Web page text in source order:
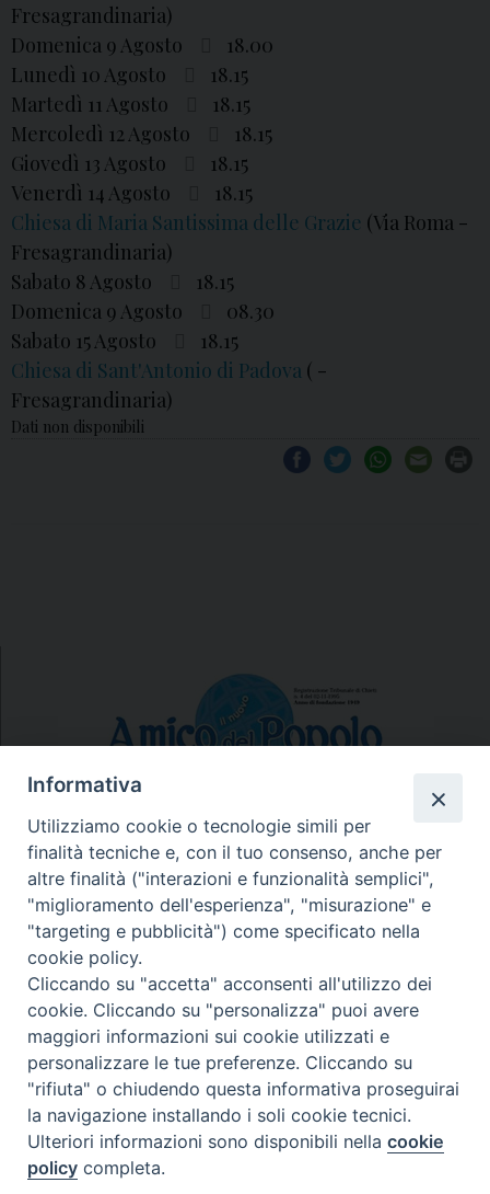
Fresagrandinaria)
Domenica 9 Agosto
18.00
Lunedì 10 Agosto
18.15
Martedì 11 Agosto
18.15
Mercoledì 12 Agosto
18.15
Giovedì 13 Agosto
18.15
Venerdì 14 Agosto
18.15
Chiesa di Maria Santissima delle Grazie (Via Roma -
Fresagrandinaria)
Sabato 8 Agosto
18.15
Domenica 9 Agosto
08.30
Sabato 15 Agosto
18.15
Chiesa di Sant'Antonio di Padova ( -
Fresagrandinaria)
Dati non disponibili
N.7/8 LUGLIO AGOSTO
N. 6 GIUGNO 2026
N°5 MAGGIO 2026
N° 4 APRILE 2026
Informativa
Utilizziamo cookie o tecnologie simili per
finalità tecniche e, con il tuo consenso, anche per
altre finalità ("interazioni e funzionalità semplici",
"miglioramento dell'esperienza", "misurazione" e
"targeting e pubblicità") come specificato nella
cookie policy.
Cliccando su "accetta" acconsenti all'utilizzo dei
cookie. Cliccando su "personalizza" puoi avere
maggiori informazioni sui cookie utilizzati e
personalizzare le tue preferenze. Cliccando su
"rifiuta" o chiudendo questa informativa proseguirai
la navigazione installando i soli cookie tecnici.
Ulteriori informazioni sono disponibili nellacookie
policy completa.